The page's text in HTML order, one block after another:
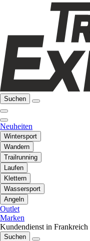
Suchen
Neuheiten
Wintersport
Wandern
Trailrunning
Laufen
Klettern
Wassersport
Angeln
Outlet
Marken
Kundendienst in Frankreich
Suchen